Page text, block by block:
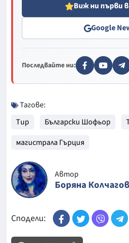
Виж ни първи
Google
Последвайте ни:
Тагове:
Тир
Български Шофьор
магистрала Гърция
Автор
Боряна
Сподели: